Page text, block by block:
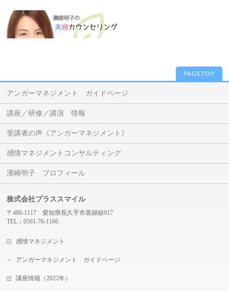
PAGETOP
アンガーマネジメント ガイドページ
講座／研修／講演 情報
受講者の声《アンガーマネジメント》
感情マネジメントコンサルティング
濱崎明子 プロフィール
株式会社プラススマイル
〒480-1117 愛知県長久手市喜婦嶽917
TEL：0561-76-1166
感情マネジメント
アンガーマネジメント ガイドページ
講座情報（2022年）